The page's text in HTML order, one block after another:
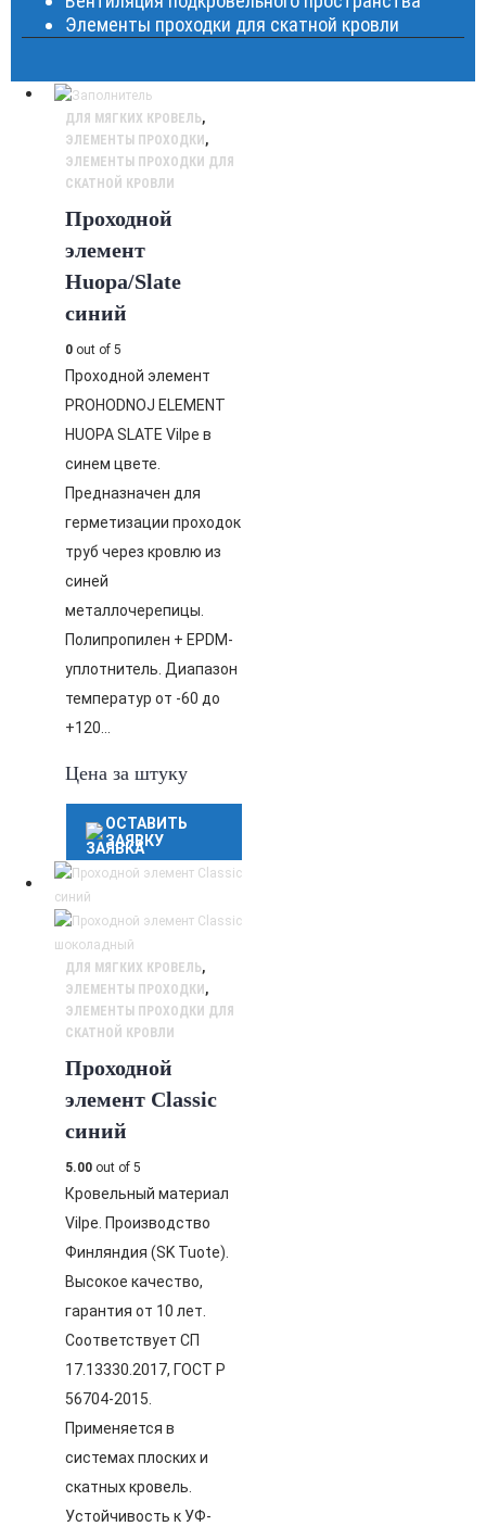
Элементы проходки для скатной кровли
ДЛЯ МЯГКИХ КРОВЕЛЬ,
ЭЛЕМЕНТЫ ПРОХОДКИ,
ЭЛЕМЕНТЫ ПРОХОДКИ ДЛЯ
СКАТНОЙ КРОВЛИ
Проходной
элемент
Huopa/Slate
синий
0 out of 5
Проходной элемент
PROHODNOJ ELEMENT
HUOPA SLATE Vilpe в
синем цвете.
Предназначен для
герметизации проходок
труб через кровлю из
синей
металлочерепицы.
Полипропилен + EPDM-
уплотнитель. Диапазон
температур от -60 до
+120…
Цена за штуку
ОСТАВИТЬ
ЗАЯВКУ
ДЛЯ МЯГКИХ КРОВЕЛЬ,
ЭЛЕМЕНТЫ ПРОХОДКИ,
ЭЛЕМЕНТЫ ПРОХОДКИ ДЛЯ
СКАТНОЙ КРОВЛИ
Проходной
элемент Classic
синий
5.00 out of 5
Кровельный материал
Vilpe. Производство
Финляндия (SK Tuote).
Высокое качество,
гарантия от 10 лет.
Соответствует СП
17.13330.2017, ГОСТ Р
56704-2015.
Применяется в
системах плоских и
скатных кровель.
Устойчивость к УФ-